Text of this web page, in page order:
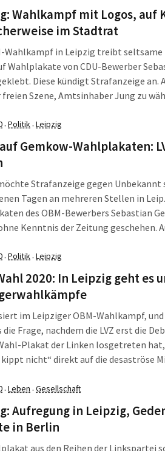
einen alten Witz zu erzählen.
den 2. März 2020, in Leipzig
Wahlkampf mit Logos,
im Stadtrat
Wahlkampf in Leipzig treibt
Wahlplakate von CDU-Bewerber
Diese kündigt Strafanzeige an.
freien Szene, Amtsinhaber Jung zu
was am Dienstag, den 25. Februar
· Politik· Leipzig
Gemkow-Wahlplakaten:
Strafanzeige gegen
Tagen an mehreren Stellen in
des OBM-Bewerbers Sebastian
Kenntnis der Zeitung geschehen.
ist. Man empfinde die Logos als
· Politik· Leipzig
2020: In Leipzig geht es
im Leipziger OBM-Wahlkampf,
die Frage, nachdem die LVZ erst die
Plakat der Linken losgetreten
kippt nicht“ direkt auf die desaströse
stilisiert, in dem AfD und CDU
werden. Ein Motiv, das auch Uwe
keine Sachthemen mehr zu geben -
· Leben · Gesellschaft
Aufregung in Leipzig,
in Berlin
aus den Reihen der Linkspartei